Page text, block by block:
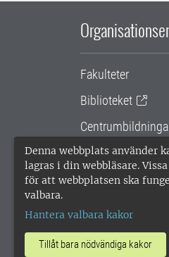
Denna webbplats använder
lagras i din webbläsare.
för att webbplatsen ska
valbara.
Hantera valbara kakor
Tillåt bara nödvändiga kakor
Fakulteter
Biblioteket
samarbetsprojekt
Gemensamma